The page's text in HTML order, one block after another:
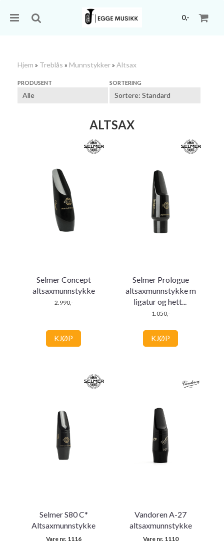
0,-
Hjem » Treblås » Munnstykker» Altsax
PRODUSENT SORTERING
ALTSAX
Selmer Concept
altsaxmunnstykke
2.990,-
KJØP
Selmer Prologue
altsaxmunnstykke m
ligatur og hett...
1.050,-
KJØP
Selmer S80 C*
Altsaxmunnstykke
Vare nr. 1116
Vandoren A-27
altsaxmunnstykke
Vare nr. 1110